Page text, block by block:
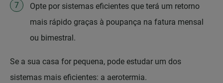
Opte por sistemas eficientes que terá um retorno
mais rápido graças à poupança na fatura mensal
ou bimestral.
Se a sua casa for pequena, pode estudar um dos
sistemas mais eficientes: a aerotermia.